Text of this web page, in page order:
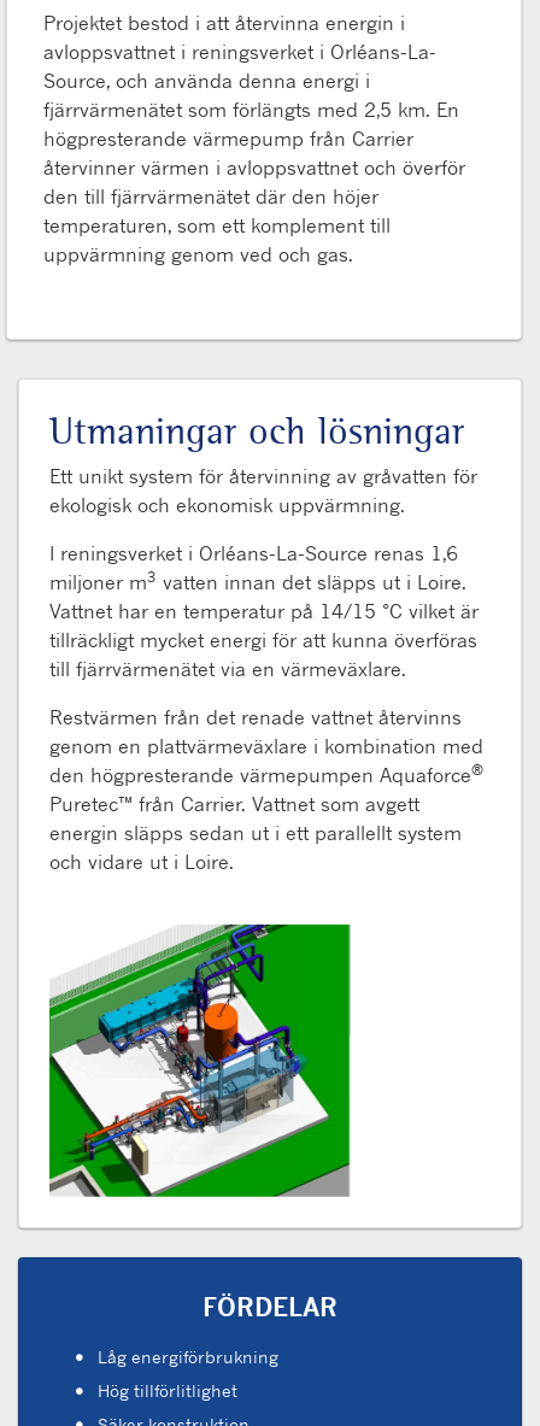
Projektet bestod i att återvinna energin i
avloppsvattnet i reningsverket i Orléans-La-
Source, och använda denna energi i
fjärrvärmenätet som förlängts med 2,5 km. En
högpresterande värmepump från Carrier
återvinner värmen i avloppsvattnet och överför
den till fjärrvärmenätet där den höjer
temperaturen, som ett komplement till
uppvärmning genom ved och gas.
Utmaningar och lösningar
Ett unikt system för återvinning av gråvatten för
ekologisk och ekonomisk uppvärmning.
I reningsverket i Orléans-La-Source renas 1,6
miljoner m3 vatten innan det släpps ut i Loire.
Vattnet har en temperatur på 14/15 °C vilket är
tillräckligt mycket energi för att kunna överföras
till fjärrvärmenätet via en värmeväxlare.
Restvärmen från det renade vattnet återvinns
genom en plattvärmeväxlare i kombination med
den högpresterande värmepumpen Aquaforce®
Puretec™ från Carrier. Vattnet som avgett
energin släpps sedan ut i ett parallellt system
och vidare ut i Loire.
FÖRDELAR
Låg energiförbrukning
Hög tillförlitlighet